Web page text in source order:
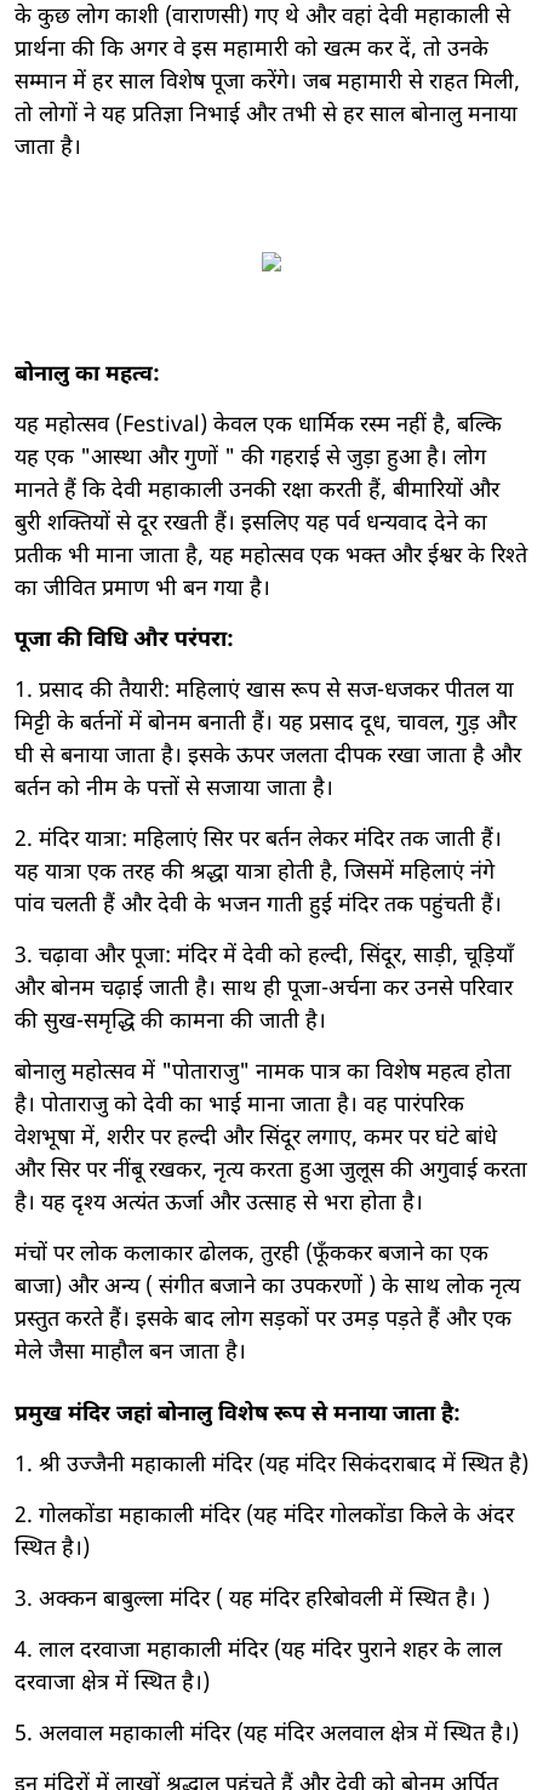
के कुछ लोग काशी (वाराणसी) गए थे और वहां देवी महाकाली से
प्रार्थना की कि अगर वे इस महामारी को खत्म कर दें, तो उनके
सम्मान में हर साल विशेष पूजा करेंगे। जब महामारी से राहत मिली,
तो लोगों ने यह प्रतिज्ञा निभाई और तभी से हर साल बोनालु मनाया
जाता है।
बोनालु का महत्व:
यह महोत्सव (Festival) केवल एक धार्मिक रस्म नहीं है, बल्कि
यह एक "आस्था और गुणों " की गहराई से जुड़ा हुआ है। लोग
मानते हैं कि देवी महाकाली उनकी रक्षा करती हैं, बीमारियों और
बुरी शक्तियों से दूर रखती हैं। इसलिए यह पर्व धन्यवाद देने का
प्रतीक भी माना जाता है, यह महोत्सव एक भक्त और ईश्वर के रिश्ते
का जीवित प्रमाण भी बन गया है।
पूजा की विधि और परंपरा:
1. प्रसाद की तैयारी: महिलाएं खास रूप से सज-धजकर पीतल या
मिट्टी के बर्तनों में बोनम बनाती हैं। यह प्रसाद दूध, चावल, गुड़ और
घी से बनाया जाता है। इसके ऊपर जलता दीपक रखा जाता है और
बर्तन को नीम के पत्तों से सजाया जाता है।
2. मंदिर यात्रा: महिलाएं सिर पर बर्तन लेकर मंदिर तक जाती हैं।
यह यात्रा एक तरह की श्रद्धा यात्रा होती है, जिसमें महिलाएं नंगे
पांव चलती हैं और देवी के भजन गाती हुई मंदिर तक पहुंचती हैं।
3. चढ़ावा और पूजा: मंदिर में देवी को हल्दी, सिंदूर, साड़ी, चूड़ियाँ
और बोनम चढ़ाई जाती है। साथ ही पूजा-अर्चना कर उनसे परिवार
की सुख-समृद्धि की कामना की जाती है।
बोनालु महोत्सव में "पोताराजु" नामक पात्र का विशेष महत्व होता
है। पोताराजु को देवी का भाई माना जाता है। वह पारंपरिक
वेशभूषा में, शरीर पर हल्दी और सिंदूर लगाए, कमर पर घंटे बांधे
और सिर पर नींबू रखकर, नृत्य करता हुआ जुलूस की अगुवाई करता
है। यह दृश्य अत्यंत ऊर्जा और उत्साह से भरा होता है।
मंचों पर लोक कलाकार ढोलक, तुरही (फूँककर बजाने का एक
बाजा) और अन्य ( संगीत बजाने का उपकरणों ) के साथ लोक नृत्य
प्रस्तुत करते हैं। इसके बाद लोग सड़कों पर उमड़ पड़ते हैं और एक
मेले जैसा माहौल बन जाता है।
प्रमुख मंदिर जहां बोनालु विशेष रूप से मनाया जाता है:
1. श्री उज्जैनी महाकाली मंदिर (यह मंदिर सिकंदराबाद में स्थित है)
2. गोलकोंडा महाकाली मंदिर (यह मंदिर गोलकोंडा किले के अंदर
स्थित है।)
3. अक्कन बाबुल्ला मंदिर ( यह मंदिर हरिबोवली में स्थित है। )
4. लाल दरवाजा महाकाली मंदिर (यह मंदिर पुराने शहर के लाल
दरवाजा क्षेत्र में स्थित है।)
5. अलवाल महाकाली मंदिर (यह मंदिर अलवाल क्षेत्र में स्थित है।)